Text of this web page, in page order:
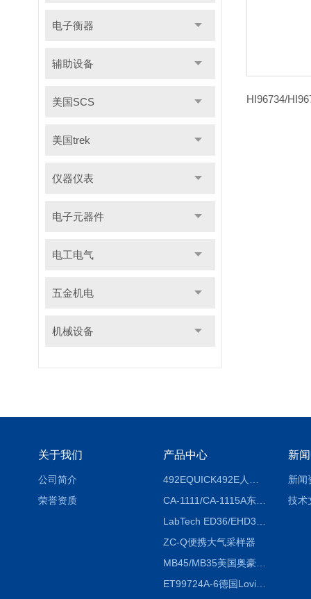
电子衡器
辅助设备
美国SCS
美国trek
仪器仪表
电子元器件
电工电气
五金机电
机械设备
关于我们
公司简介
荣誉资质
产品中心
CA-1111/CA-1115A东京理化EYELA CA-1111/CA-1115A冷却水循环装置
ZC-Q便携大气采样器
MB45/MB35美国奥豪斯OHAUS MB45/MB35卤素红外水分测定仪
ET99724A-6德国Lovibond ET99724A-6微电脑BOD测定仪
新
新闻
技术